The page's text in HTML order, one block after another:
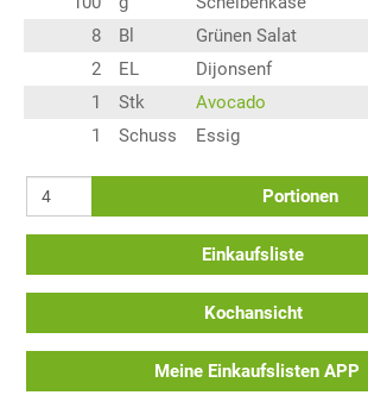
8
Bl
Grünen Salat
2
EL
Dijonsenf
1
Stk
Avocado
1
Schuss Essig
Portionen
Einkaufsliste
Kochansicht
Meine Einkaufslisten APP